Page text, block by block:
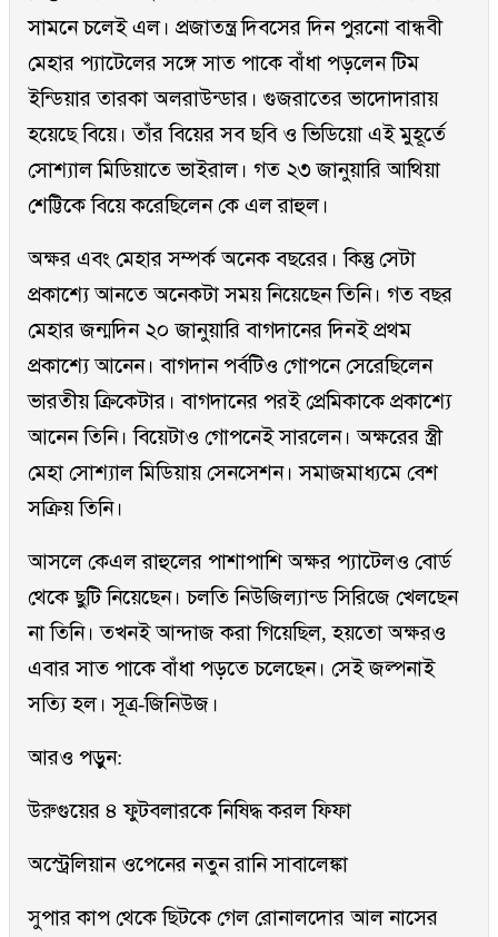
সামনে চলেই এল। প্রজাতন্ত্র দিবসের দিন পুরনো বান্ধবী
মেহার প্যাটেলের সঙ্গে সাত পাকে বাঁধা পড়লেন টিম
ইন্ডিয়ার তারকা অলরাউন্ডার। গুজরাতের ভাদোদারায়
হয়েছে বিয়ে। তাঁর বিয়ের সব ছবি ও ভিডিয়ো এই মুহূর্তে
সোশ্যাল মিডিয়াতে ভাইরাল। গত ২৩ জানুয়ারি আথিয়া
শেট্টিকে বিয়ে করেছিলেন কে এল রাহুল।
অক্ষর এবং মেহার সম্পর্ক অনেক বছরের। কিন্তু সেটা
প্রকাশ্যে আনতে অনেকটা সময় নিয়েছেন তিনি। গত বছর
মেহার জন্মদিন ২০ জানুয়ারি বাগদানের দিনই প্রথম
প্রকাশ্যে আনেন। বাগদান পর্বটিও গোপনে সেরেছিলেন
ভারতীয় ক্রিকেটার। বাগদানের পরই প্রেমিকাকে প্রকাশ্যে
আনেন তিনি। বিয়েটাও গোপনেই সারলেন। অক্ষরের স্ত্রী
মেহা সোশ্যাল মিডিয়ায় সেনসেশন। সমাজমাধ্যমে বেশ
সক্রিয় তিনি।
আসলে কেএল রাহুলের পাশাপাশি অক্ষর প্যাটেলও বোর্ড
থেকে ছুটি নিয়েছেন। চলতি নিউজিল্যান্ড সিরিজে খেলছেন
না তিনি। তখনই আন্দাজ করা গিয়েছিল, হয়তো অক্ষরও
এবার সাত পাকে বাঁধা পড়তে চলেছেন। সেই জল্পনাই
সত্যি হল। সূত্র-জিনিউজ।
আরও পড়ুন:
উরুগুয়ের ৪ ফুটবলারকে নিষিদ্ধ করল ফিফা
অস্ট্রেলিয়ান ওপেনের নতুন রানি সাবালেঙ্কা
সুপার কাপ থেকে ছিটকে গেল রোনালদোর আল নাসের